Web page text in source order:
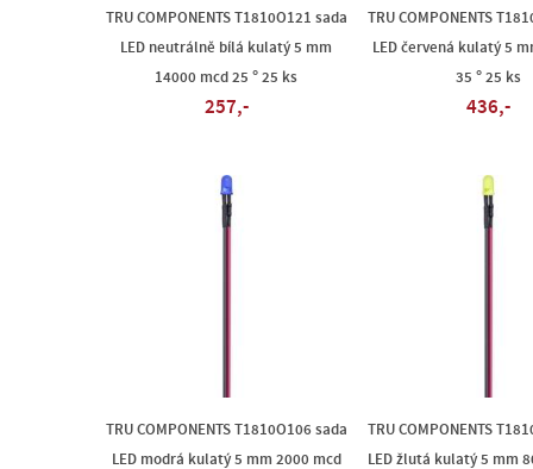
TRU COMPONENTS T1810O121 sada
LED neutrálně bílá kulatý 5 mm
14000 mcd 25 ° 25 ks
257,-
TRU COMPONENTS
LED červená kulatý 5
35 ° 25 ks
436,-
TRU COMPONENTS T1810O106 sada
LED modrá kulatý 5 mm 2000 mcd
TRU COMPONENTS
LED žlutá kulatý 5 mm